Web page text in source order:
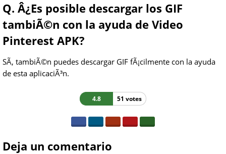
Q. Â¿Es posible descargar los GIF
tambiÃ©n con la ayuda de Video
Pinterest APK?
SÃ­, tambiÃ©n puedes descargar GIF fÃ¡cilmente con la ayuda
de esta aplicaciÃ³n.
4.8 51 votes
Deja un comentario